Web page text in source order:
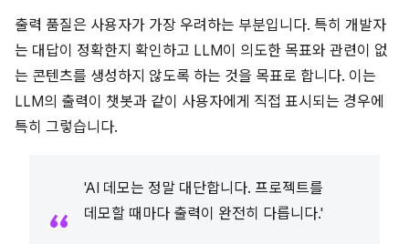
출력 품질은 사용자가 가장 우려하는 부분입니다. 특히 개발자
는 대답이 정확한지 확인하고 LLM이 의도한 목표와 관련이 없
는 콘텐츠를 생성하지 않도록 하는 것을 목표로 합니다. 이는
LLM의 출력이 챗봇과 같이 사용자에게 직접 표시되는 경우에
특히 그렇습니다.
'AI 데모는 정말 대단합니다. 프로젝트를
데모할 때마다 출력이 완전히 다릅니다.'